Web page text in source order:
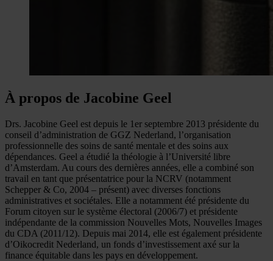
À propos de Jacobine Geel
Drs. Jacobine Geel est depuis le 1er septembre 2013 présidente du
conseil d’administration de GGZ Nederland, l’organisation
professionnelle des soins de santé mentale et des soins aux
dépendances. Geel a étudié la théologie à l’Université libre
d’Amsterdam. Au cours des dernières années, elle a combiné son
travail en tant que présentatrice pour la NCRV (notamment
Schepper & Co, 2004 – présent) avec diverses fonctions
administratives et sociétales. Elle a notamment été présidente du
Forum citoyen sur le système électoral (2006/7) et présidente
indépendante de la commission Nouvelles Mots, Nouvelles Images
du CDA (2011/12). Depuis mai 2014, elle est également présidente
d’Oikocredit Nederland, un fonds d’investissement axé sur la
finance équitable dans les pays en développement.